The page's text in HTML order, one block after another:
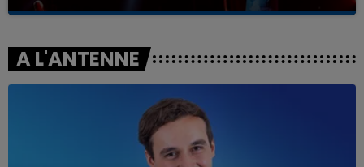
A L'ANTENNE